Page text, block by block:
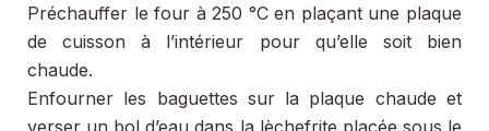
Préchauffer le four à 250 °C en plaçant une plaque
de cuisson à l’intérieur pour qu’elle soit bien
chaude.
Enfourner les baguettes sur la plaque chaude et
verser un bol d’eau dans la lèchefrite placée sous le